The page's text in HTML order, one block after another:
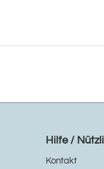
Hilfe /
Kontakt